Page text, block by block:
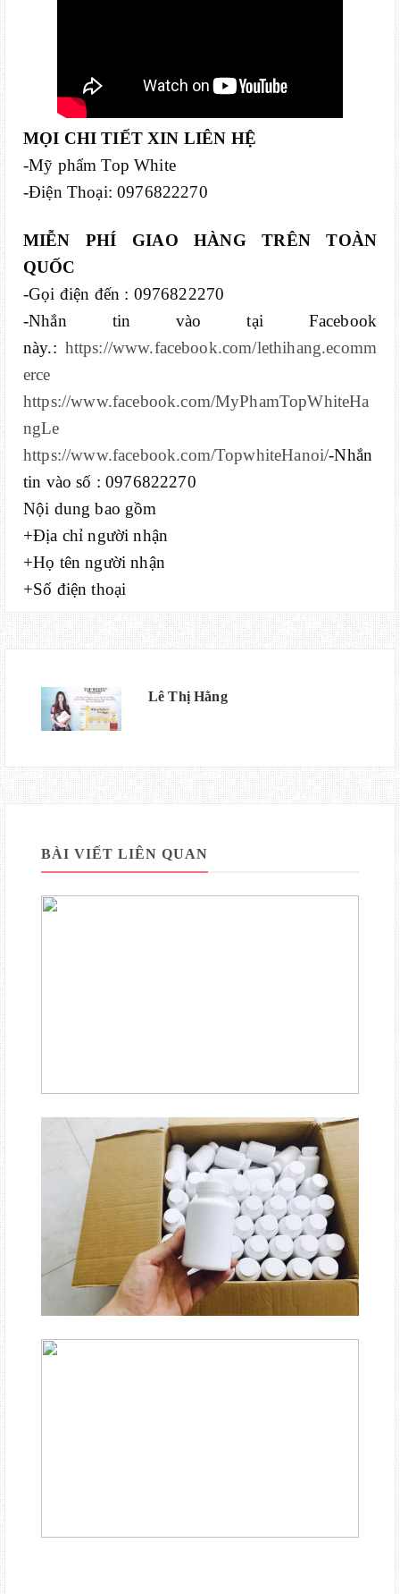
MỌI CHI TIẾT XIN LIÊN HỆ
-Mỹ phẩm Top White
-Điện Thoại: 0976822270
MIỄN PHÍ GIAO HÀNG TRÊN TOÀN
QUỐC
-Gọi điện đến : 0976822270
-Nhắn tin vào tại Facebook
này.: https://www.facebook.com/lethihang.ecomm
erce
https://www.facebook.com/MyPhamTopWhiteHa
ngLe
https://www.facebook.com/TopwhiteHanoi/-Nhắn
tin vào số : 0976822270
Nội dung bao gồm
+Địa chỉ người nhận
+Họ tên người nhận
+Số điện thoại
Lê Thị Hằng
BÀI VIẾT LIÊN QUAN